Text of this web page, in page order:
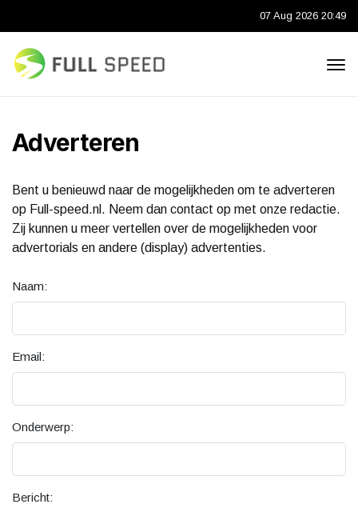
07 Aug 2026 20:49
Adverteren
Bent u benieuwd naar de mogelijkheden om te adverteren
op Full-speed.nl. Neem dan contact op met onze redactie.
Zij kunnen u meer vertellen over de mogelijkheden voor
advertorials en andere (display) advertenties.
Naam:
Email:
Onderwerp:
Bericht: